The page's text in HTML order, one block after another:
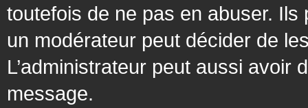
toutefois de ne pas en abuser.
un modérateur peut décider de
L’administrateur peut aussi avoir
message.